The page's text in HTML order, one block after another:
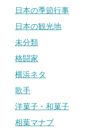
日本の季節行事
日本の観光地
未分類
格闘家
横浜ネタ
歌手
洋菓子・和菓子
相葉マナブ